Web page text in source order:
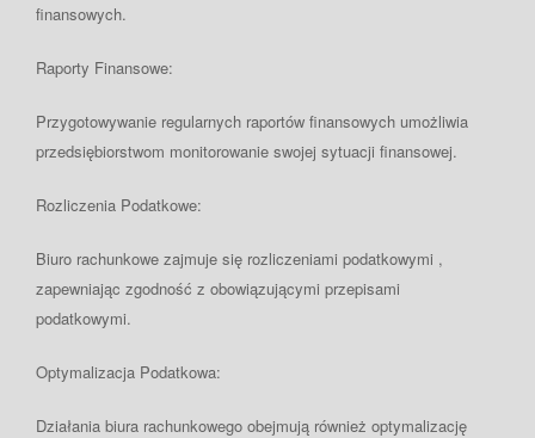
finansowych.
Raporty Finansowe:
Przygotowywanie regularnych raportów finansowych umożliwia
przedsiębiorstwom monitorowanie swojej sytuacji finansowej.
Rozliczenia Podatkowe:
Biuro rachunkowe zajmuje się rozliczeniami podatkowymi ,
zapewniając zgodność z obowiązującymi przepisami
podatkowymi.
Optymalizacja Podatkowa:
Działania biura rachunkowego obejmują również optymalizację